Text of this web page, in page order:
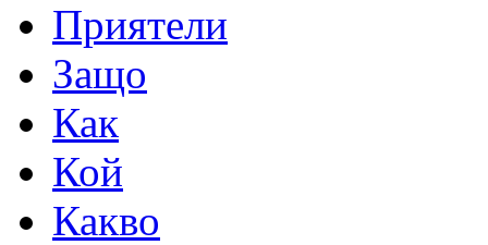
Приятели
Защо
Как
Кой
Какво